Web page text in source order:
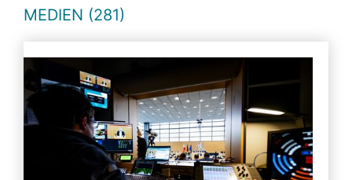
MEDIEN (281)